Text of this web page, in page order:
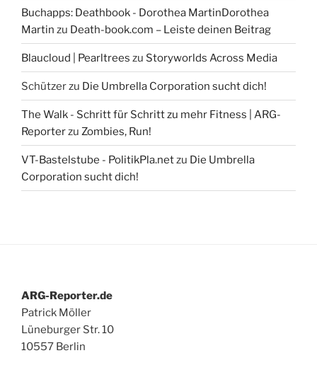
Buchapps: Deathbook - Dorothea MartinDorothea
Martin zu Death-book.com – Leiste deinen Beitrag
Blaucloud | Pearltrees zu Storyworlds Across Media
Schützerzu Die Umbrella Corporation sucht dich!
The Walk - Schritt für Schritt zu mehr Fitness | ARG-
Reporterzu Zombies, Run!
VT-Bastelstube - PolitikPla.netzu Die Umbrella
Corporation sucht dich!
ARG-Reporter.de
Patrick Möller
Lüneburger Str. 10
10557 Berlin